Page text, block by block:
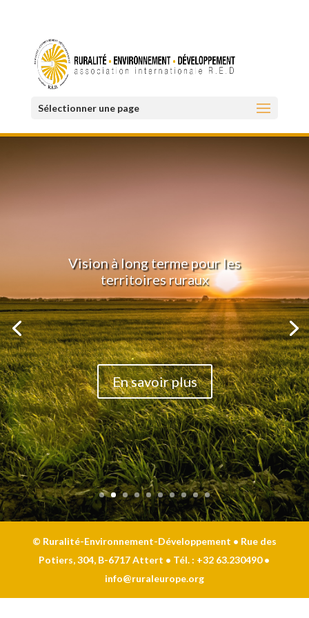
Sélectionner une page
Vision à long terme pour les
territoires ruraux
En savoir plus
© Ruralité-Environnement-Développement • Rue des
Potiers, 304, B-6717 Attert • Tél. : +32 63.230490 •
info@ruraleurope.org